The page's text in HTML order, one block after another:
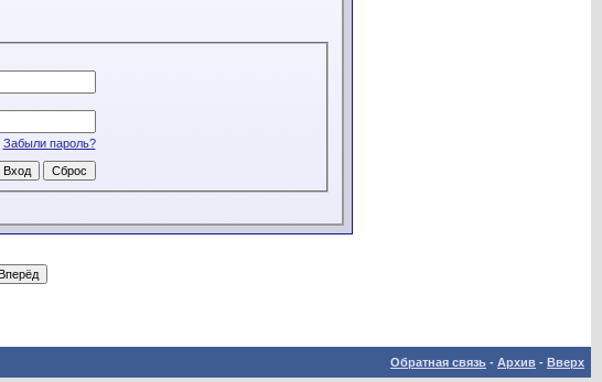
Забыли пароль?
Обратная связь - Архив - Вверх